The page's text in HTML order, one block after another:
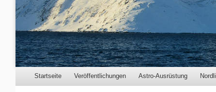
Menu
Skip to content
Startseite Veröffentlichungen Astro-Ausrüstung